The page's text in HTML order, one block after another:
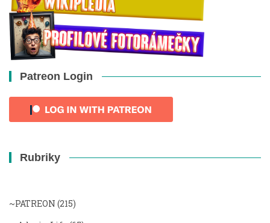
Patreon Login
Rubriky
~PATREON (215)